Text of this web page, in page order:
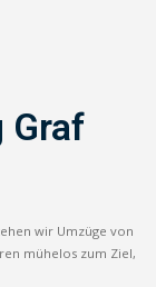
Graf
wir Umzüge von
mühelos zum Ziel,